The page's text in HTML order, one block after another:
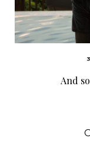
And